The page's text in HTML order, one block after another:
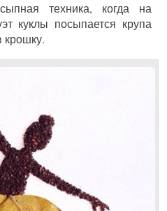
техника, когда на
куклы посыпается крупа
крошку.